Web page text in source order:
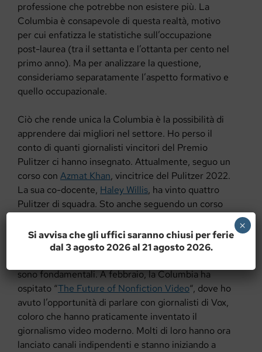
professione che potrebbe non esistere più. La
Columbia è consapevole di questa realtà, motivo
per cui enfatizza le statistiche sull’occupazione
post-laurea (tra il settanta e l’ottanta per cento nel
primo anno). Ma per analizzare la questione,
consideriamo separatamente l’aspetto formativo e
quello occupazionale.
Ciò che rende unica la Columbia è la possibilità di
apprendere dai migliori nel settore. Ho perso il
conto di quanti giornalisti vincitori del Premio
Pulitzer ci hanno insegnato. Attualmente, seguo un
corso con Azmat Khan, vincitrice del Pulitzer 2022.
La sua co-docente, Haley Willis, ha vinto quattro
Pulitzer di squadra. Sto anche seguendo un corso
insieme aSteve Eder, che ne ha vinti due. Nove
premi Pulitzer in due classi.
sono fondamentali. A febbraio, la Columbia ha
ospitato “The Future of Nonfiction Video“, dove ho
avuto l’opportunità di parlare con giornalisti di Vox,
coloro che hanno praticamente inventato il
giornalismo video moderno. Molti di loro hanno ora
lanciato canali indipendenti e stanno iniziando a
Si avvisa che gli uffici saranno chiusi per ferie
dal 3 agosto 2026 al 21 agosto 2026.
×